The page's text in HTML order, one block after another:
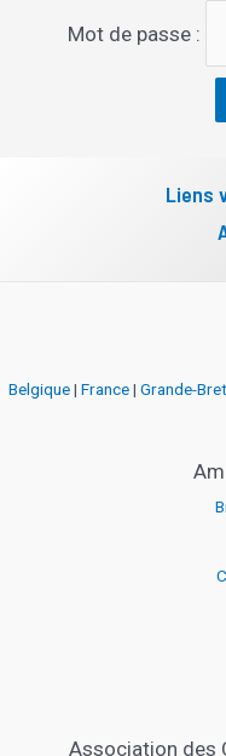
Mot de passe :
Liens
Belgique| France| Grande-
Association des